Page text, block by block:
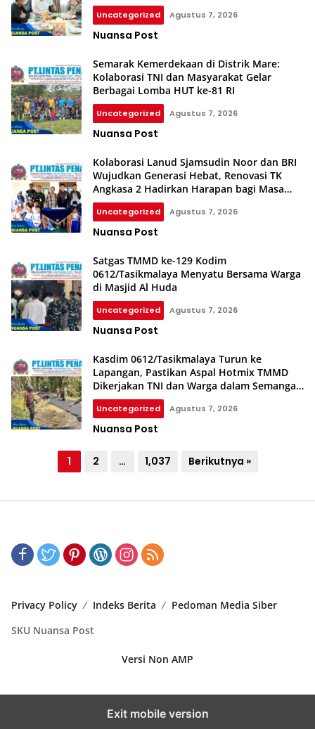
Uncategorized Agustus 7, 2026
Nuansa Post
Semarak Kemerdekaan di Distrik Mare:
Kolaborasi TNI dan Masyarakat Gelar
Berbagai Lomba HUT ke-81 RI
Uncategorized Agustus 7, 2026
Nuansa Post
Kolaborasi Lanud Sjamsudin Noor dan BRI
Wujudkan Generasi Hebat, Renovasi TK
Angkasa 2 Hadirkan Harapan bagi Masa
Depan Anak
Uncategorized Agustus 7, 2026
Nuansa Post
Satgas TMMD ke-129 Kodim
0612/Tasikmalaya Menyatu Bersama Warga
di Masjid Al Huda
Uncategorized Agustus 7, 2026
Nuansa Post
Kasdim 0612/Tasikmalaya Turun ke
Lapangan, Pastikan Aspal Hotmix TMMD
Dikerjakan TNI dan Warga dalam Semangat
Gotong Royong
Uncategorized Agustus 7, 2026
Nuansa Post
g
n
a
i
p
1 2 … 1,037 Berikutnya »
Privacy Policy Indeks Berita
Pedoman Media Siber
SKU Nuansa Post
Versi Non AMP
Exit mobile version